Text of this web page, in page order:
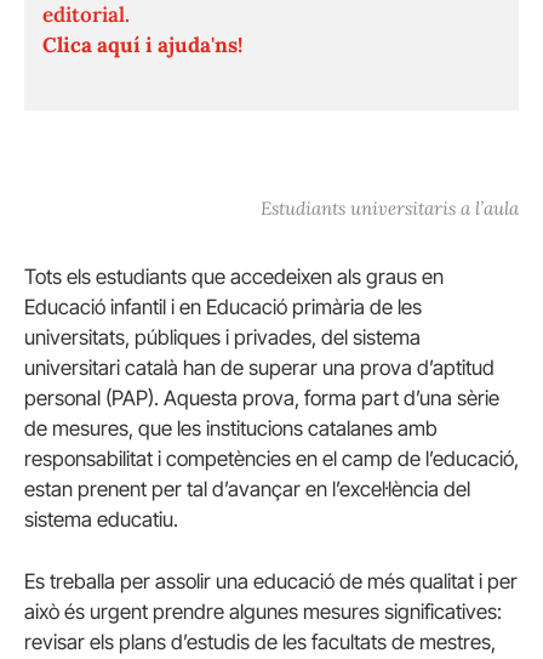
editorial.
Clica aquí i ajuda'ns!
Estudiants universitaris a l’aula
Tots els estudiants que accedeixen als graus en
Educació infantil i en Educació primària de les
universitats, públiques i privades, del sistema
universitari català han de superar una prova d’aptitud
personal (PAP). Aquesta prova, forma part d’una sèrie
de mesures, que les institucions catalanes amb
responsabilitat i competències en el camp de l’educació,
estan prenent per tal d’avançar en l’excel·lència del
sistema educatiu.
Es treballa per assolir una educació de més qualitat i per
això és urgent prendre algunes mesures significatives:
revisar els plans d’estudis de les facultats de mestres,